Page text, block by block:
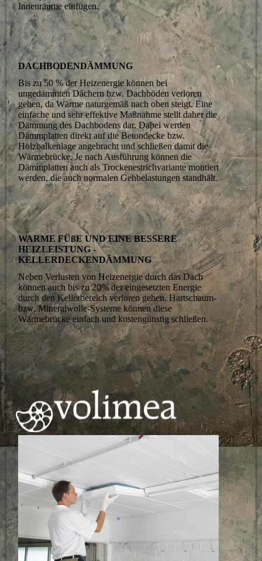
Innenräume einfügen.
DACHBODENDÄMMUNG
Bis zu 50 % der Heizenergie können bei
ungedämmten Dächern bzw. Dachböden verloren
gehen, da Wärme naturgemäß nach oben steigt. Eine
einfache und sehr effektive Maßnahme stellt daher die
Dämmung des Dachbodens dar. Dabei werden
Dämmplatten direkt auf die Betondecke bzw.
Holzbalkenlage angebracht und schließen damit die
Wärmebrücke. Je nach Ausführung können die
Dämmplatten auch als Trockenestrichvariante montiert
werden, die auch normalen Gehbelastungen standhält.
WARME FÜßE UND EINE BESSERE
HEIZLEISTUNG -
KELLERDECKENDÄMMUNG
Neben Verlusten von Heizenergie durch das Dach
können auch bis zu 20% der eingesetzten Energie
durch den Kellerbereich verloren gehen. Hartschaum-
bzw. Mineralwolle-Systeme können diese
Wärmebrücke einfach und kostengünstig schließen.